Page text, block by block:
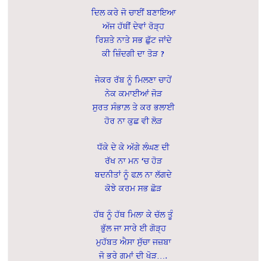
ਦਿਲ ਕਰੇ ਜੋ ਚਾਈਂ ਬਣਾਇਆ
ਅੱਜ ਹੱਥੀਂ ਦੇਵਾਂ ਰੋੜ੍ਹ
ਰਿਸ਼ਤੇ ਨਾਤੇ ਸਭ ਛੁੱਟ ਜਾਂਦੇ
ਕੀ ਜ਼ਿੰਦਗੀ ਦਾ ਤੋੜ ?
ਜੇਕਰ ਰੱਬ ਨੂੰ ਮਿਲਣਾ ਚਾਹੇਂ
ਨੇਕ ਕਮਾਈਆਂ ਜੋੜ
ਸੁਰਤ ਸੰਭਾਲ਼ ਤੇ ਕਰ ਭਲਾਈ
ਹੋਰ ਨਾ ਕੁਛ ਵੀ ਲੋੜ
ਧੱਕੇ ਦੇ ਕੇ ਅੱਗੇ ਲੰਘਣ ਦੀ
ਰੱਖ ਨਾ ਮਨ ‘ਚ ਹੋੜ
ਬਦਨੀਤਾਂ ਨੂੰ ਫਲ਼ ਨਾ ਲੱਗਦੇ
ਕੋਝੇ ਕਰਮ ਸਭ ਛੋੜ
ਹੱਥ ਨੂੰ ਹੱਥ ਮਿਲਾ ਕੇ ਚੱਲ ਤੂੰ
ਭੁੱਲ ਜਾ ਸਾਰੇ ਈ ਗੋੜ੍ਹ
ਮੁਹੱਬਤ ਐਸਾ ਸੁੱਚਾ ਜਜ਼ਬਾ
ਜੋ ਭਰੇ ਗਮਾਂ ਦੀ ਖੋੜ….